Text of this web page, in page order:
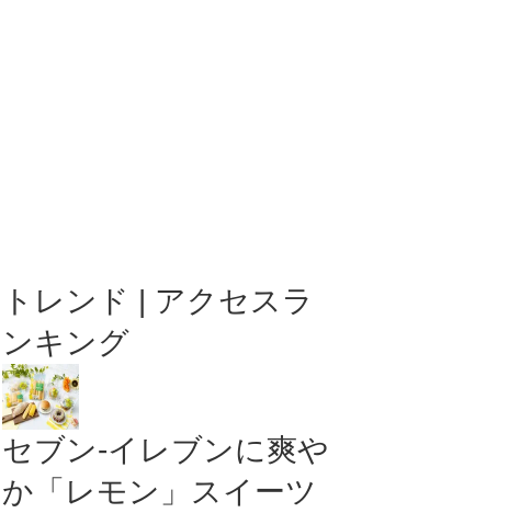
トレンド | アクセスラ
ンキング
セブン‐イレブンに爽や
か「レモン」スイーツ